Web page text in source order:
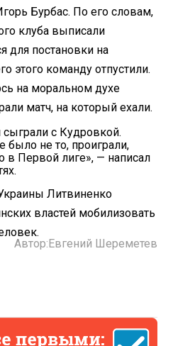
Бурбас. По его словам,
клуба выписали
для постановки на
этого команду отпустили.
на моральном духе
матч, на который ехали.
с Кудровкой.
было не то, проиграли,
в Первой лиге», — написал
Литвиненко
властей мобилизовать
Автор: Евгений Шереметев